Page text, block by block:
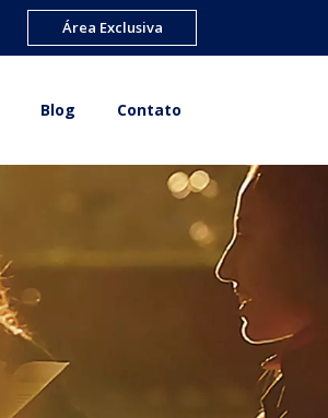
Área Exclusiva
Blog Contato